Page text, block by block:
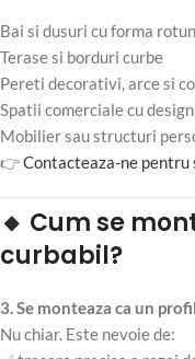
Bai si dusuri cu forma
Terase si borduri curbe
Pereti decorativi, arce si
Spatii comerciale cu
Mobilier sau structuri
👉Contacteaza-ne
🔸 Cum se
curbabil?
3. Se monteaza ca un
Nu chiar. Este nevoie de: